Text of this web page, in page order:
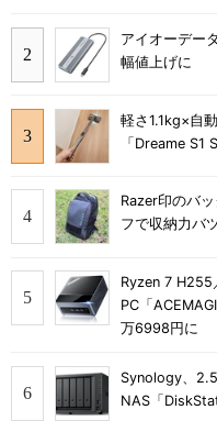
アイオーデー
幅値上げに
軽さ1.1kg×自
「Dreame
Razer印のバ
フで収納力バ
Ryzen 7 H255
PC「
万6998円に
Synology、
NAS「